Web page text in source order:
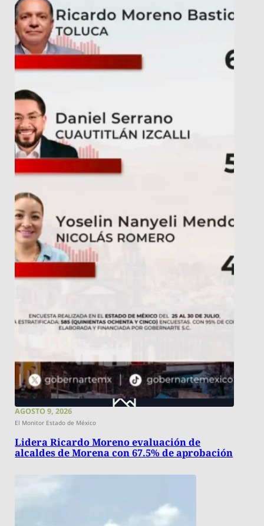
AGOSTO 9, 2026
El Monitor Estado de México
Lidera Ricardo Moreno evaluación de
alcaldes de Morena con 67.5% de aprobación